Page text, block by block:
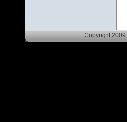
Copyright 2009